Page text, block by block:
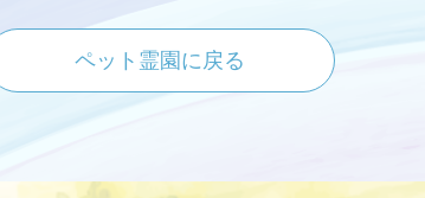
ペット霊園に戻る